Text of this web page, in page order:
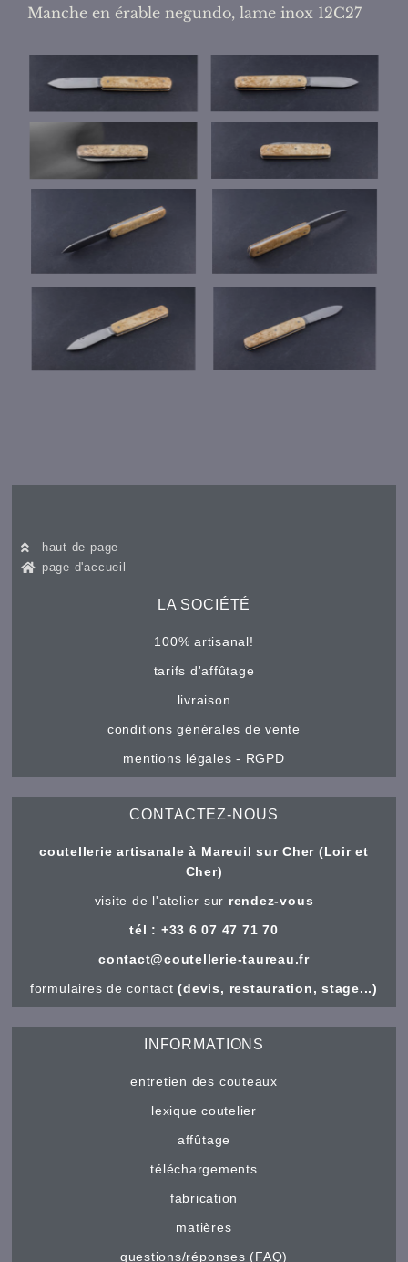
Manche en érable negundo, lame inox 12C27
haut de page
page d'accueil
LA SOCIÉTÉ
100% artisanal!
tarifs d'affûtage
livraison
conditions générales de vente
mentions légales - RGPD
CONTACTEZ-NOUS
coutellerie artisanale à Mareuil sur Cher (Loir et
Cher)
visite de l'atelier sur rendez-vous
tél : +33 6 07 47 71 70
contact@coutellerie-taureau.fr
formulaires de contact(devis, restauration, stage...)
INFORMATIONS
entretien des couteaux
lexique coutelier
affûtage
téléchargements
fabrication
matières
questions/réponses (FAQ)